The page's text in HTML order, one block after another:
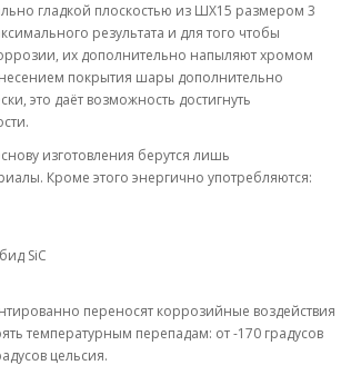
гладкой плоскостью из ШХ15 размером 3
результата и для того чтобы
их дополнительно напыляют хромом
покрытия шары дополнительно
это даёт возможность достигнуть
изготовления берутся лишь
Кроме этого энергично употребляются:
SiC
переносят коррозийные воздействия
температурным перепадам: от -170 градусов
цельсия.